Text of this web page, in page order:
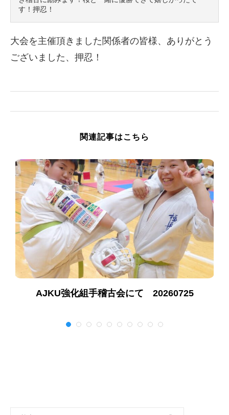
す！押忍！
大会を主催頂きました関係者の皆様、ありがとう
ございました、押忍！
関連記事はこちら
AJKU強化組手稽古会にて 20260725